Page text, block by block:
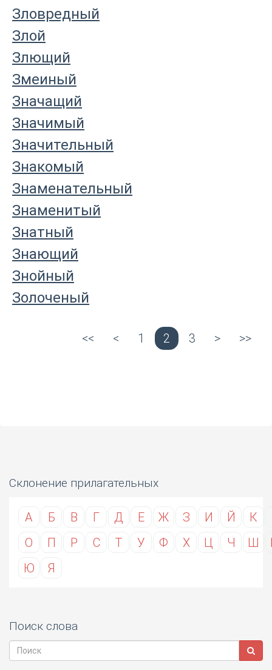
Зловредный
Злой
Злющий
Змеиный
Значащий
Значимый
Значительный
Знакомый
Знаменательный
Знаменитый
Знатный
Знающий
Знойный
Золоченый
<< < 1 2 3 > >>
Склонение прилагательных
А Б В Г Д Е Ж З И Й К
О
П Р С Т У Ф Х Ц Ч Ш
Ю
Я
Поиск слова